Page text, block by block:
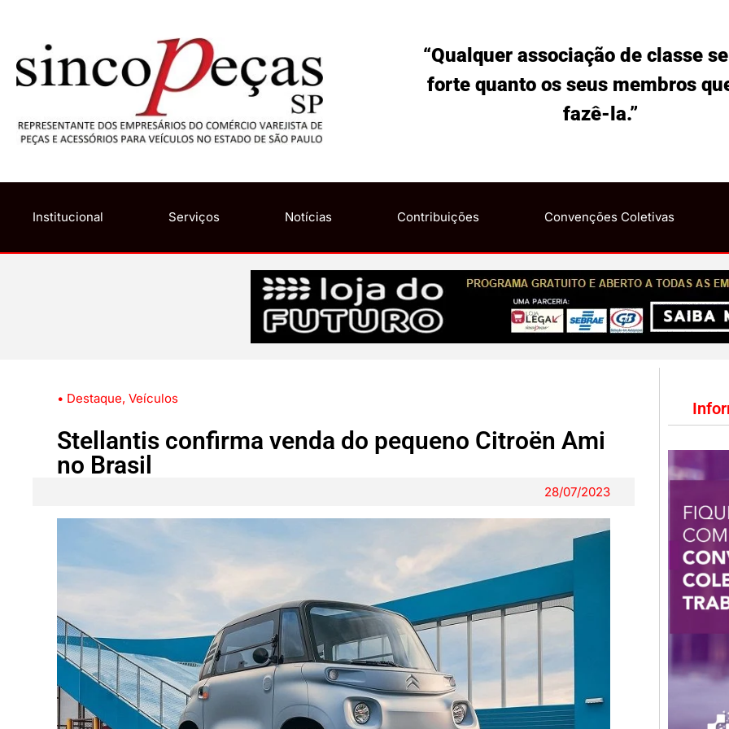
“Qualquer associação de classe
forte quanto os seus membros
fazê-la.”
Institucional Serviços Notícias Contribuições Convenções Coletivas
• Destaque, Veículos
Stellantis confirma venda do pequeno Citroën Ami
no Brasil
28/07/2023